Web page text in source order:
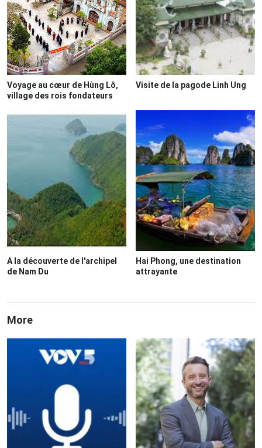
Voyage au cœur de Hùng Lô,
village des rois fondateurs
Visite de la pagode Linh Ung
A la découverte de l'archipel
de Nam Du
Hai Phong, une destination
attrayante
More